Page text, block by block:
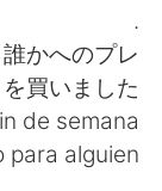
.
かへのプレ
買いました。
de semana
alguien.